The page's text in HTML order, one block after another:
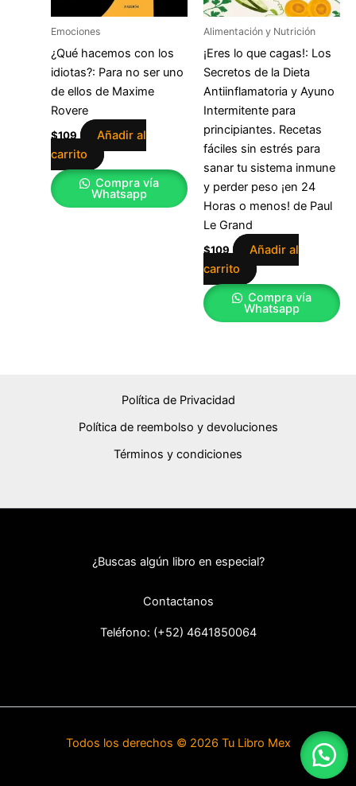
Emociones
¿Qué hacemos con los
idiotas?: Para no ser uno
de ellos de Maxime
Rovere
$109
Añadir al
carrito
Compra vía
Whatsapp
Alimentación y Nutrición
¡Eres lo que cagas!: Los
Secretos de la Dieta
Antiinflamatoria y Ayuno
Intermitente para
principiantes. Recetas
fáciles sin estrés para
sanar tu sistema inmune
y perder peso ¡en 24
Horas o menos! de Paul
Le Grand
$109
Añadir al
carrito
Compra vía
Whatsapp
Política de Privacidad
Política de reembolso y devoluciones
Términos y condiciones
¿Buscas algún libro en especial?
Contactanos
Teléfono: (+52) 4641850064
Todos los derechos © 2026 Tu Libro Mex